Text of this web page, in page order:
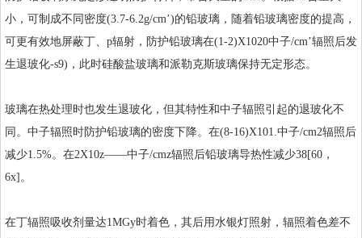
小，可制成不同密度(3.7-6.2g/cm’)的铅玻璃，随着铅玻璃密度的提高，
可更有效地屏蔽丁、p辐射，防护铅玻璃在(1-2)X1020中子/cm’辐照后发
生退玻化-s9)，此时硅酸盐玻璃和派勒克斯玻璃保持无定形态。
玻璃在热处理时也发生退玻化，但其特性和中子辐照引起的退玻化不
同。中子辐照时防护铅玻璃的密度下降。在(8-16)X101.中子/cm2辐照后
减少1.5%。在2X10z——中子/cmz辐照后铅玻璃导热性减少38[60，
6x]。
在丁辐照吸收剂量达1MGy时着色，其后用水银灯照射，辐照着色差不